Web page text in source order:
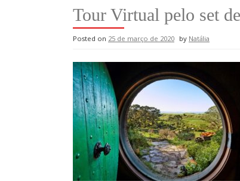
Tour Virtual pelo set
Posted on 25 de março de 2020 byNatália